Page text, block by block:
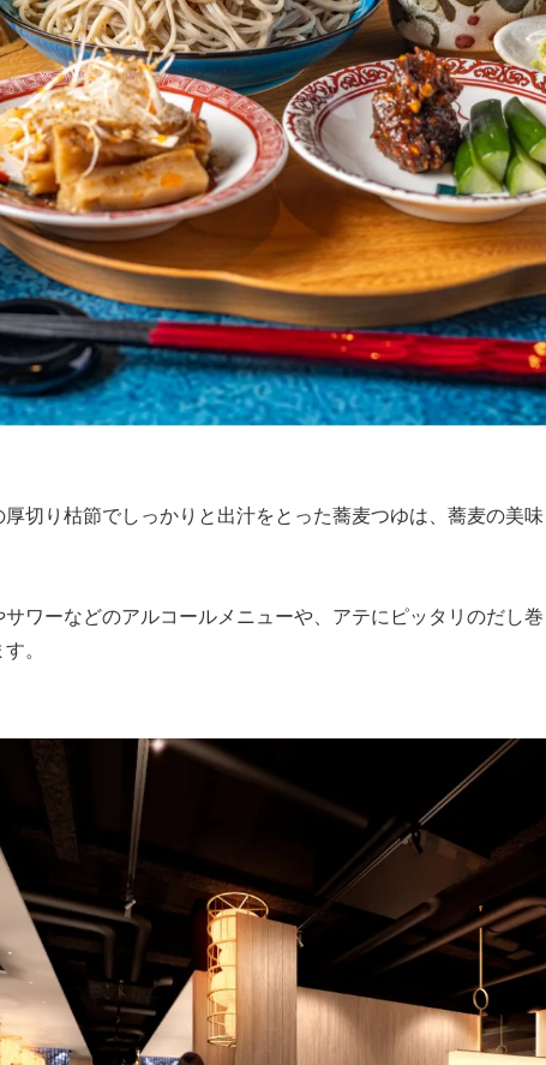
切り枯節でしっかりと出汁をとった蕎麦つゆは、蕎麦の美
ワーなどのアルコールメニューや、アテにピッタリのだし
。